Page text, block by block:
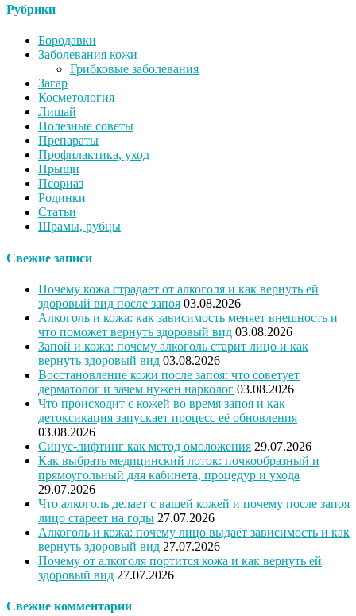
Рубрики
Бородавки
Заболевания кожи
Грибковые заболевания
Загар
Косметология
Лишай
Полезные советы
Препараты
Профилактика, уход
Прыщи
Псориаз
Родинки
Статьи
Шрамы, рубцы
Свежие записи
Почему кожа страдает от алкоголя и как вернуть ей
здоровый вид после запоя 03.08.2026
Алкоголь и кожа: как зависимость меняет внешность и
что поможет вернуть здоровый вид 03.08.2026
Запой и кожа: почему алкоголь старит лицо и как
вернуть здоровый вид 03.08.2026
Восстановление кожи после запоя: что советует
дерматолог и зачем нужен нарколог 03.08.2026
Что происходит с кожей во время запоя и как
детоксикация запускает процесс её обновления
03.08.2026
Синус-лифтинг как метод омоложения 29.07.2026
Как выбрать медицинский лоток: почкообразный и
прямоугольный для кабинета, процедур и ухода
29.07.2026
Что алкоголь делает с вашей кожей и почему после запоя
лицо стареет на годы 27.07.2026
Алкоголь и кожа: почему лицо выдаёт зависимость и как
вернуть здоровый вид 27.07.2026
Почему от алкоголя портится кожа и как вернуть ей
здоровый вид 27.07.2026
Свежие комментарии